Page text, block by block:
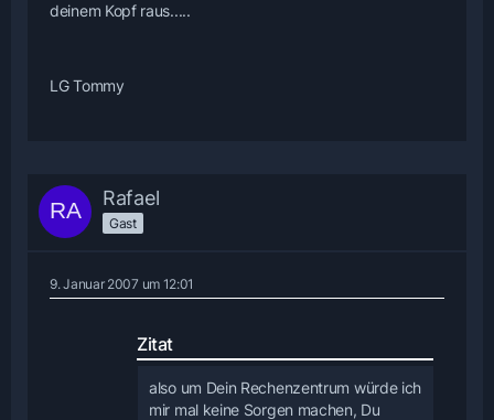
deinem Kopf raus.....
LG Tommy
Rafael
Gast
9. Januar 2007 um 12:01
Zitat
also um Dein Rechenzentrum würde ich
mir mal keine Sorgen machen, Du